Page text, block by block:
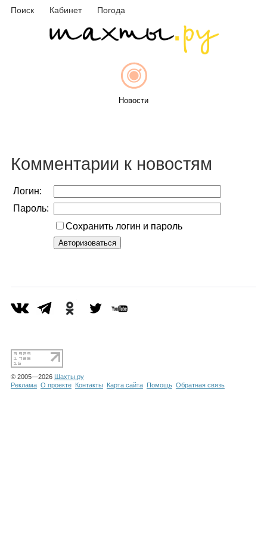
Поиск Кабинет Погода
Новости
Объявления
Гороскоп
Комментарии к новостям
Логин:
Пароль:
Сохранить логин и пароль
© 2005—2026 Шахты.ру
Реклама О проекте Контакты Карта сайта Помощь Обратная связь